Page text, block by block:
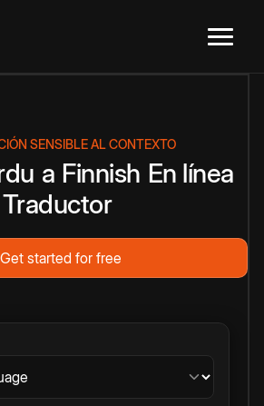
SENSIBLE AL CONTEXTO
a Finnish En línea
Traductor
Get started for free